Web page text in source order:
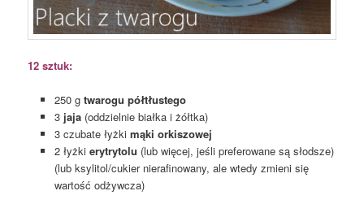
12 sztuk:
250 g twarogu półtłustego
3 jaja(oddzielnie białka i żółtka)
3 czubate łyżki mąki orkiszowej
2 łyżki erytrytolu (lub więcej, jeśli preferowane są słodsze)
(lub ksylitol/cukier nierafinowany, ale wtedy zmieni się
wartość odżywcza)